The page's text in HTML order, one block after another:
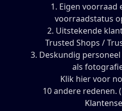
1. Eigen voorraad
voorraadstatus
2. Uitstekende
Trusted Shops /
3. Deskundig
als
Klik hier voor
10 andere redenen.